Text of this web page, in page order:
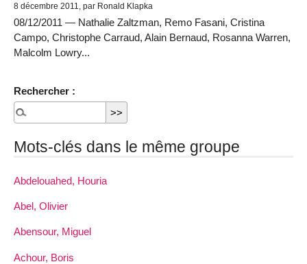
8 décembre 2011, par Ronald Klapka
08/12/2011 — Nathalie Zaltzman, Remo Fasani, Cristina
Campo, Christophe Carraud, Alain Bernaud, Rosanna Warren,
Malcolm Lowry...
Rechercher :
Mots-clés dans le même groupe
Abdelouahed, Houria
Abel, Olivier
Abensour, Miguel
Achour, Boris